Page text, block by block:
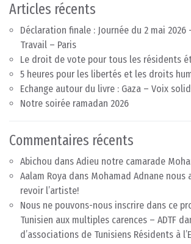
Articles récents
Déclaration finale : Journée du 2 mai 2026
Travail – Paris
Le droit de vote pour tous les résidents
5 heures pour les libertés et les droits
Echange autour du livre : Gaza – Voix
Notre soirée ramadan 2026
Commentaires récents
Abichou dans Adieu notre camarade
Aalam Roya dans Mohamad Adnane nous
revoir l’artiste!
Nous ne pouvons-nous inscrire dans ce
Tunisien aux multiples carences – ADTF
d’associations de Tunisiens Résidents à